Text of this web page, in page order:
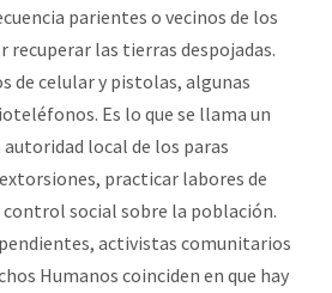
parientes o vecinos de los
recuperar las tierras despojadas.
de celular y pistolas, algunas
Es lo que se llama un
autoridad local de los paras
practicar labores de
social sobre la población.
activistas comunitarios
Humanos coinciden en que hay